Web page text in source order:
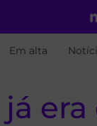
Em alta